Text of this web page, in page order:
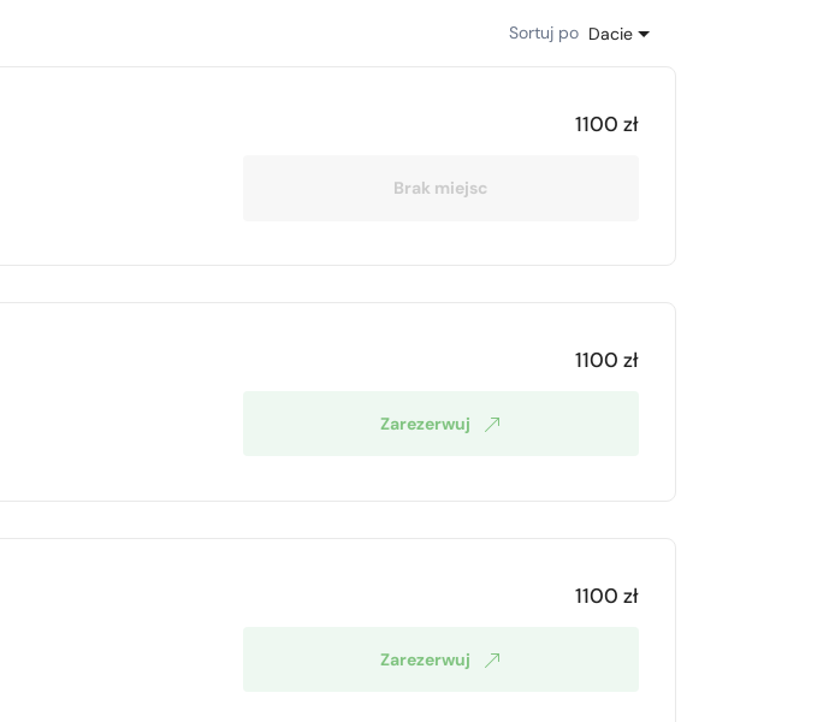
Sortuj po Dacie
1100 zł
Brak miejsc
1100 zł
Zarezerwuj
1100 zł
Zarezerwuj